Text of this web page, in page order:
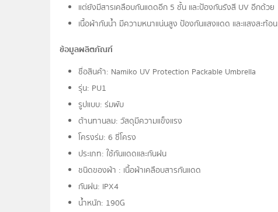
แต่ยังมีสารเคลือบกันแดดอีก 5 ชั้น และป้องกันรังสี UV อีกด้วย
เนื้อผ้ากันน้ำ มีความหนาแน่นสูง ป้องกันแสงแดด และแสงสะท้อน
ข้อมูลผลิตภัณฑ์
ชื่อสินค้า: Namiko UV Protection Packable Umbrella
รุ่น: PU1
รูปแบบ: ร่มพับ
ต้านทานลม: วัสดุมีความแข็งแรง
โครงร่ม: 6 ซี่โครง
ประเภท: ใช้กันแดดและกันฝน
ชนิดของผ้า : เนื้อผ้าเคลือบสารกันแดด
กันฝน: IPX4
น้ำหนัก: 190G